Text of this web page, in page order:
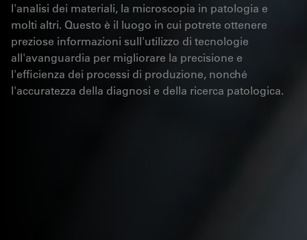
l'analisi dei materiali, la microscopia in patologia e
molti altri. Questo è il luogo in cui potrete ottenere
preziose informazioni sull'utilizzo di tecnologie
all'avanguardia per migliorare la precisione e
l'efficienza dei processi di produzione, nonché
l'accuratezza della diagnosi e della ricerca patologica.